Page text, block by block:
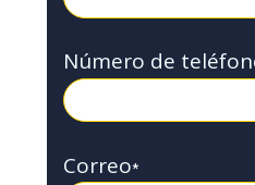
Número de
Correo*